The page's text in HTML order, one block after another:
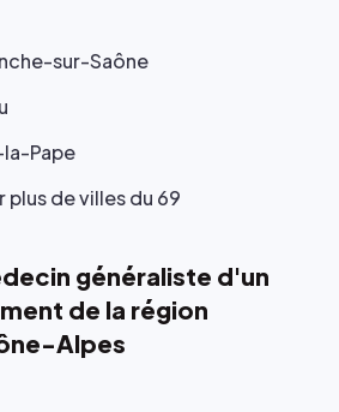
sur-Saône
Pape
plus de villes du 69
généraliste d'un
de la région
Alpes